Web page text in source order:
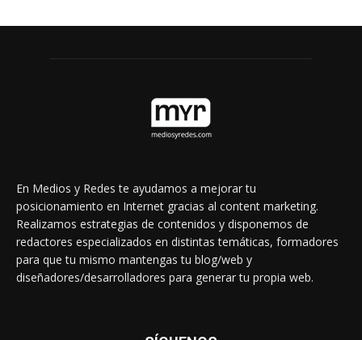
En Medios y Redes te ayudamos a mejorar tu
posicionamiento en Internet gracias al content marketing.
Realizamos estrategias de contenidos y disponemos de
redactores especializados en distintas temáticas, formadores
para que tu mismo mantengas tu blog/web y
diseñadores/desarrolladores para generar tu propia web.